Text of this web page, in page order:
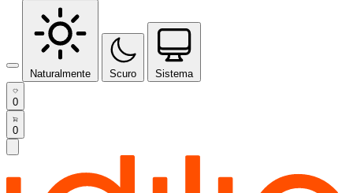
Naturalmente Scuro Sistema
0
0